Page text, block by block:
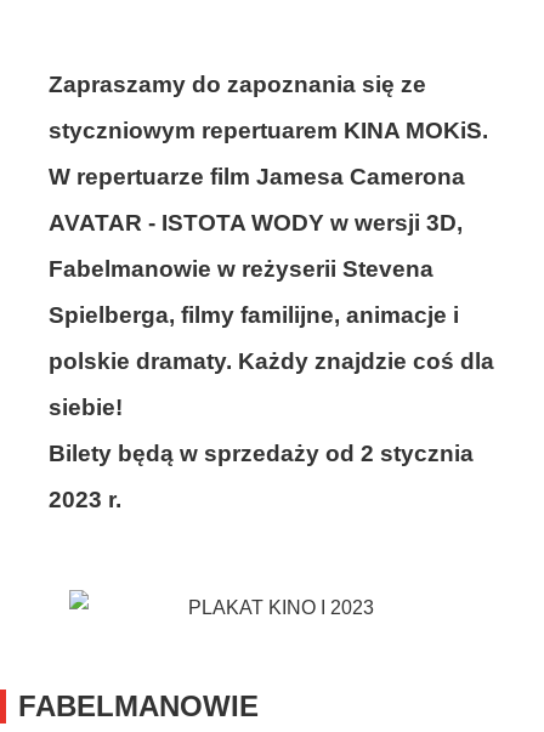
Zapraszamy do zapoznania się ze
styczniowym repertuarem KINA MOKiS.
W repertuarze film Jamesa Camerona
AVATAR - ISTOTA WODY w wersji 3D,
Fabelmanowie w reżyserii Stevena
Spielberga, filmy familijne, animacje i
polskie dramaty. Każdy znajdzie coś dla
siebie!
Bilety będą w sprzedaży od 2 stycznia
2023 r.
FABELMANOWIE